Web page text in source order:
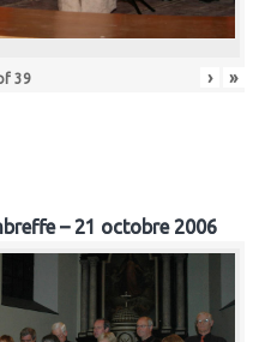
39 › »
– 21 octobre 2006